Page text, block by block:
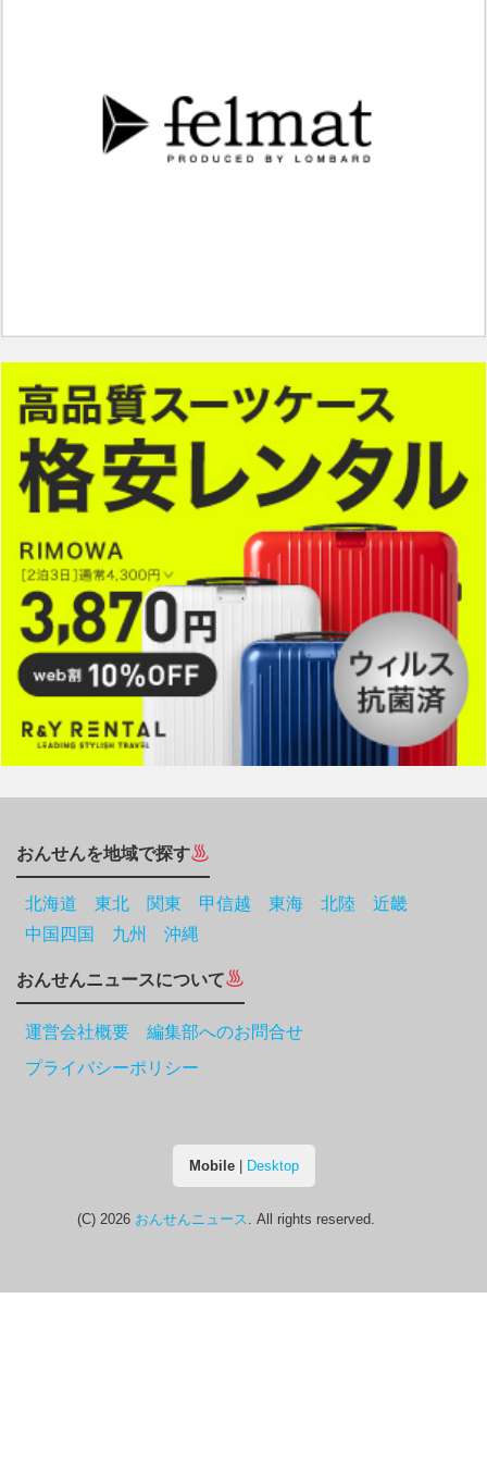
おんせんを地域で探す
北海道 東北 関東 甲信越 東海 北陸
近畿
中国四国
九州 沖縄
おんせんニュースについて
運営会社概要 編集部へのお問合せ
プライバシーポリシー
Mobile| Desktop
(C) 2026 おんせんニュース . All rights reserved.